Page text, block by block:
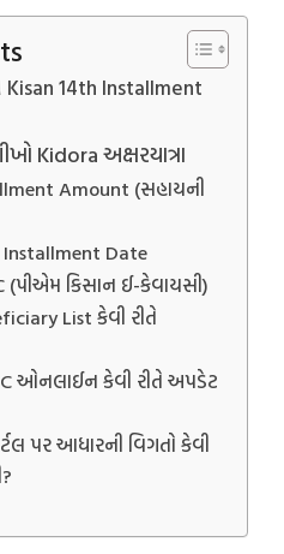
14th Installment
Kidora અક્ષરયાત્રા
Amount (સહાયની
Installment Date
(પીએમ કિસાન ઈ-કેવાયસી)
List કેવી રીતે
ઓનલાઈન કેવી રીતે અપડેટ
પર આધારની વિગતો કેવી